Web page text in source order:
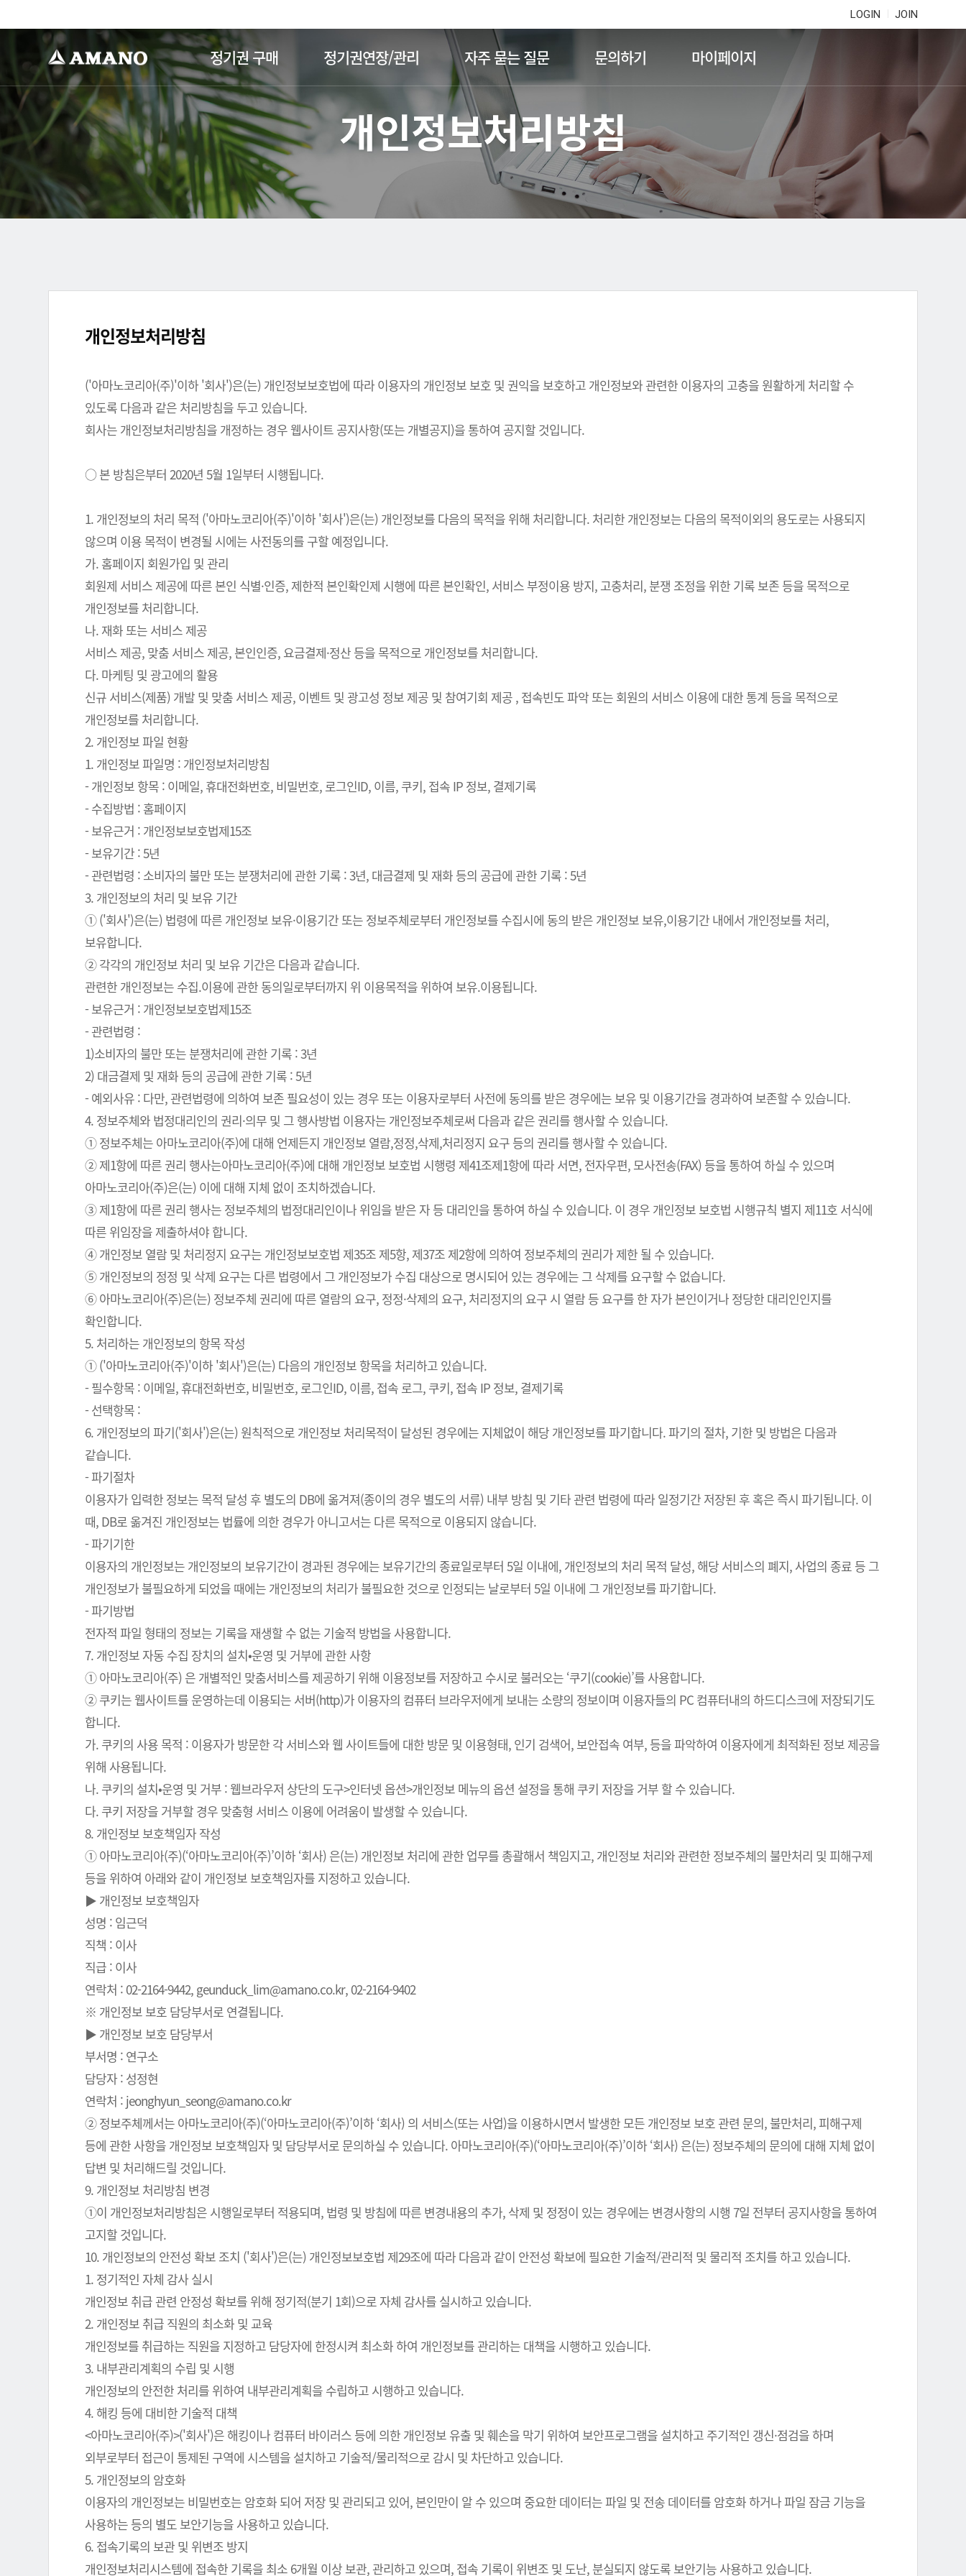
LOGIN JOIN
정기권 구매 정기권연장/관리 자주 묻는 질문 문의하기 마이페이지
개인정보처리방침
개인정보처리방침
('아마노코리아(주)'이하 '회사')은(는) 개인정보보호법에 따라 이용자의 개인정보 보호 및 권익을 보호하고 개인정보와 관련한 이용자의 고충을 원활하게 처리할 수
있도록 다음과 같은 처리방침을 두고 있습니다.
회사는 개인정보처리방침을 개정하는 경우 웹사이트 공지사항(또는 개별공지)을 통하여 공지할 것입니다.
○ 본 방침은부터 2020년 5월 1일부터 시행됩니다.
1. 개인정보의 처리 목적 ('아마노코리아(주)'이하 '회사')은(는) 개인정보를 다음의 목적을 위해 처리합니다. 처리한 개인정보는 다음의 목적이외의 용도로는 사용되지
않으며 이용 목적이 변경될 시에는 사전동의를 구할 예정입니다.
가. 홈페이지 회원가입 및 관리
회원제 서비스 제공에 따른 본인 식별·인증, 제한적 본인확인제 시행에 따른 본인확인, 서비스 부정이용 방지, 고충처리, 분쟁 조정을 위한 기록 보존 등을 목적으로
개인정보를 처리합니다.
나. 재화 또는 서비스 제공
서비스 제공, 맞춤 서비스 제공, 본인인증, 요금결제·정산 등을 목적으로 개인정보를 처리합니다.
다. 마케팅 및 광고에의 활용
신규 서비스(제품) 개발 및 맞춤 서비스 제공, 이벤트 및 광고성 정보 제공 및 참여기회 제공 , 접속빈도 파악 또는 회원의 서비스 이용에 대한 통계 등을 목적으로
개인정보를 처리합니다.
2. 개인정보 파일 현황
1. 개인정보 파일명 : 개인정보처리방침
- 개인정보 항목 : 이메일, 휴대전화번호, 비밀번호, 로그인ID, 이름, 쿠키, 접속 IP 정보, 결제기록
- 수집방법 : 홈페이지
- 보유근거 : 개인정보보호법제15조
- 보유기간 : 5년
- 관련법령 : 소비자의 불만 또는 분쟁처리에 관한 기록 : 3년, 대금결제 및 재화 등의 공급에 관한 기록 : 5년
3. 개인정보의 처리 및 보유 기간
① ('회사')은(는) 법령에 따른 개인정보 보유·이용기간 또는 정보주체로부터 개인정보를 수집시에 동의 받은 개인정보 보유,이용기간 내에서 개인정보를 처리,
보유합니다.
② 각각의 개인정보 처리 및 보유 기간은 다음과 같습니다.
관련한 개인정보는 수집.이용에 관한 동의일로부터까지 위 이용목적을 위하여 보유.이용됩니다.
- 보유근거 : 개인정보보호법제15조
- 관련법령 :
1)소비자의 불만 또는 분쟁처리에 관한 기록 : 3년
2) 대금결제 및 재화 등의 공급에 관한 기록 : 5년
- 예외사유 : 다만, 관련법령에 의하여 보존 필요성이 있는 경우 또는 이용자로부터 사전에 동의를 받은 경우에는 보유 및 이용기간을 경과하여 보존할 수 있습니다.
4. 정보주체와 법정대리인의 권리·의무 및 그 행사방법 이용자는 개인정보주체로써 다음과 같은 권리를 행사할 수 있습니다.
① 정보주체는 아마노코리아(주)에 대해 언제든지 개인정보 열람,정정,삭제,처리정지 요구 등의 권리를 행사할 수 있습니다.
② 제1항에 따른 권리 행사는아마노코리아(주)에 대해 개인정보 보호법 시행령 제41조제1항에 따라 서면, 전자우편, 모사전송(FAX) 등을 통하여 하실 수 있으며
아마노코리아(주)은(는) 이에 대해 지체 없이 조치하겠습니다.
③ 제1항에 따른 권리 행사는 정보주체의 법정대리인이나 위임을 받은 자 등 대리인을 통하여 하실 수 있습니다. 이 경우 개인정보 보호법 시행규칙 별지 제11호 서식에
따른 위임장을 제출하셔야 합니다.
④ 개인정보 열람 및 처리정지 요구는 개인정보보호법 제35조 제5항, 제37조 제2항에 의하여 정보주체의 권리가 제한 될 수 있습니다.
⑤ 개인정보의 정정 및 삭제 요구는 다른 법령에서 그 개인정보가 수집 대상으로 명시되어 있는 경우에는 그 삭제를 요구할 수 없습니다.
⑥ 아마노코리아(주)은(는) 정보주체 권리에 따른 열람의 요구, 정정·삭제의 요구, 처리정지의 요구 시 열람 등 요구를 한 자가 본인이거나 정당한 대리인인지를
확인합니다.
5. 처리하는 개인정보의 항목 작성
① ('아마노코리아(주)'이하 '회사')은(는) 다음의 개인정보 항목을 처리하고 있습니다.
- 필수항목 : 이메일, 휴대전화번호, 비밀번호, 로그인ID, 이름, 접속 로그, 쿠키, 접속 IP 정보, 결제기록
- 선택항목 :
6. 개인정보의 파기('회사')은(는) 원칙적으로 개인정보 처리목적이 달성된 경우에는 지체없이 해당 개인정보를 파기합니다. 파기의 절차, 기한 및 방법은 다음과
같습니다.
- 파기절차
이용자가 입력한 정보는 목적 달성 후 별도의 DB에 옮겨져(종이의 경우 별도의 서류) 내부 방침 및 기타 관련 법령에 따라 일정기간 저장된 후 혹은 즉시 파기됩니다. 이
때, DB로 옮겨진 개인정보는 법률에 의한 경우가 아니고서는 다른 목적으로 이용되지 않습니다.
- 파기기한
이용자의 개인정보는 개인정보의 보유기간이 경과된 경우에는 보유기간의 종료일로부터 5일 이내에, 개인정보의 처리 목적 달성, 해당 서비스의 폐지, 사업의 종료 등 그
개인정보가 불필요하게 되었을 때에는 개인정보의 처리가 불필요한 것으로 인정되는 날로부터 5일 이내에 그 개인정보를 파기합니다.
- 파기방법
전자적 파일 형태의 정보는 기록을 재생할 수 없는 기술적 방법을 사용합니다.
7. 개인정보 자동 수집 장치의 설치•운영 및 거부에 관한 사항
① 아마노코리아(주) 은 개별적인 맞춤서비스를 제공하기 위해 이용정보를 저장하고 수시로 불러오는 ‘쿠기(cookie)’를 사용합니다.
② 쿠키는 웹사이트를 운영하는데 이용되는 서버(http)가 이용자의 컴퓨터 브라우저에게 보내는 소량의 정보이며 이용자들의 PC 컴퓨터내의 하드디스크에 저장되기도
합니다.
가. 쿠키의 사용 목적 : 이용자가 방문한 각 서비스와 웹 사이트들에 대한 방문 및 이용형태, 인기 검색어, 보안접속 여부, 등을 파악하여 이용자에게 최적화된 정보 제공을
위해 사용됩니다.
나. 쿠키의 설치•운영 및 거부 : 웹브라우저 상단의 도구>인터넷 옵션>개인정보 메뉴의 옵션 설정을 통해 쿠키 저장을 거부 할 수 있습니다.
다. 쿠키 저장을 거부할 경우 맞춤형 서비스 이용에 어려움이 발생할 수 있습니다.
8. 개인정보 보호책임자 작성
① 아마노코리아(주)(‘아마노코리아(주)’이하 ‘회사) 은(는) 개인정보 처리에 관한 업무를 총괄해서 책임지고, 개인정보 처리와 관련한 정보주체의 불만처리 및 피해구제
등을 위하여 아래와 같이 개인정보 보호책임자를 지정하고 있습니다.
▶ 개인정보 보호책임자
성명 : 임근덕
직책 : 이사
직급 : 이사
연락처 : 02-2164-9442, geunduck_lim@amano.co.kr, 02-2164-9402
※ 개인정보 보호 담당부서로 연결됩니다.
▶ 개인정보 보호 담당부서
부서명 : 연구소
담당자 : 성정현
연락처 : jeonghyun_seong@amano.co.kr
② 정보주체께서는 아마노코리아(주)(‘아마노코리아(주)’이하 ‘회사) 의 서비스(또는 사업)을 이용하시면서 발생한 모든 개인정보 보호 관련 문의, 불만처리, 피해구제
등에 관한 사항을 개인정보 보호책임자 및 담당부서로 문의하실 수 있습니다. 아마노코리아(주)(‘아마노코리아(주)’이하 ‘회사) 은(는) 정보주체의 문의에 대해 지체 없이
답변 및 처리해드릴 것입니다.
9. 개인정보 처리방침 변경
①이 개인정보처리방침은 시행일로부터 적용되며, 법령 및 방침에 따른 변경내용의 추가, 삭제 및 정정이 있는 경우에는 변경사항의 시행 7일 전부터 공지사항을 통하여
고지할 것입니다.
10. 개인정보의 안전성 확보 조치 ('회사')은(는) 개인정보보호법 제29조에 따라 다음과 같이 안전성 확보에 필요한 기술적/관리적 및 물리적 조치를 하고 있습니다.
1. 정기적인 자체 감사 실시
개인정보 취급 관련 안정성 확보를 위해 정기적(분기 1회)으로 자체 감사를 실시하고 있습니다.
2. 개인정보 취급 직원의 최소화 및 교육
개인정보를 취급하는 직원을 지정하고 담당자에 한정시켜 최소화 하여 개인정보를 관리하는 대책을 시행하고 있습니다.
3. 내부관리계획의 수립 및 시행
개인정보의 안전한 처리를 위하여 내부관리계획을 수립하고 시행하고 있습니다.
4. 해킹 등에 대비한 기술적 대책
<아마노코리아(주)>('회사')은 해킹이나 컴퓨터 바이러스 등에 의한 개인정보 유출 및 훼손을 막기 위하여 보안프로그램을 설치하고 주기적인 갱신·점검을 하며
외부로부터 접근이 통제된 구역에 시스템을 설치하고 기술적/물리적으로 감시 및 차단하고 있습니다.
5. 개인정보의 암호화
이용자의 개인정보는 비밀번호는 암호화 되어 저장 및 관리되고 있어, 본인만이 알 수 있으며 중요한 데이터는 파일 및 전송 데이터를 암호화 하거나 파일 잠금 기능을
사용하는 등의 별도 보안기능을 사용하고 있습니다.
6. 접속기록의 보관 및 위변조 방지
개인정보처리시스템에 접속한 기록을 최소 6개월 이상 보관, 관리하고 있으며, 접속 기록이 위변조 및 도난, 분실되지 않도록 보안기능 사용하고 있습니다.